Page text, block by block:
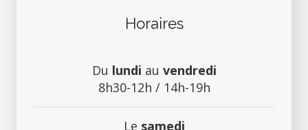
Horaires
Du lundi au vendredi
8h30-12h / 14h-19h
Le samedi